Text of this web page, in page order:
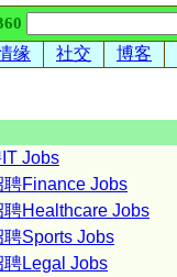
缘 社交 博客
IT Jobs
聘Finance Jobs
聘Healthcare Jobs
聘Sports Jobs
聘Legal Jobs